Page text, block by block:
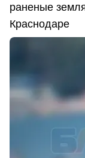
раненые
Краснодаре